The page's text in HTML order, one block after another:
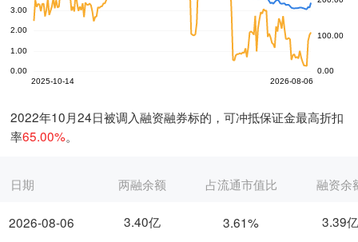
2022年10月24日被调入融资融券标的，可冲抵保证金最高折扣
率65.00%。
日期
2026-08-06
两融余额 占流通市值比 融资余
3.40亿 3.61% 3.39亿